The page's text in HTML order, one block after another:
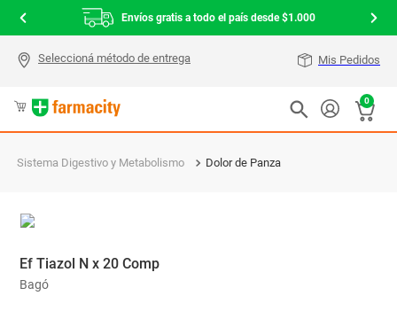
Envíos gratis a todo el país desde $1.000
Mis Pedidos
0
Sistema Digestivo y Metabolismo Dolor de Panza
Ef Tiazol N x 20 Comp
Bagó